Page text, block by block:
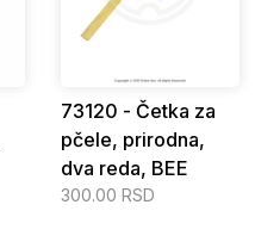
73120 - Četka za
pčele, prirodna,
dva reda, BEE
300.00 RSD